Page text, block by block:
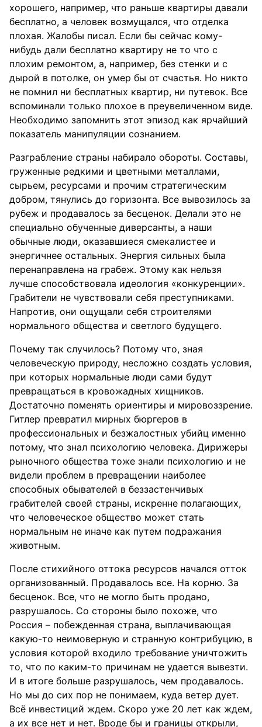
хорошего, например, что раньше квартиры давали
бесплатно, а человек возмущался, что отделка
плохая. Жалобы писал. Если бы сейчас кому-
нибудь дали бесплатно квартиру не то что с
плохим ремонтом, а, например, без стенки и с
дырой в потолке, он умер бы от счастья. Но никто
не помнил ни бесплатных квартир, ни путевок. Все
вспоминали только плохое в преувеличенном виде.
Необходимо запомнить этот эпизод как ярчайший
показатель манипуляции сознанием.
Разграбление страны набирало обороты. Составы,
груженные редкими и цветными металлами,
сырьем, ресурсами и прочим стратегическим
добром, тянулись до горизонта. Все вывозилось за
рубеж и продавалось за бесценок. Делали это не
специально обученные диверсанты, а наши
обычные люди, оказавшиеся смекалистее и
энергичнее остальных. Энергия сильных была
перенаправлена на грабеж. Этому как нельзя
лучше способствовала идеология «конкуренции».
Грабители не чувствовали себя преступниками.
Напротив, они ощущали себя строителями
нормального общества и светлого будущего.
Почему так случилось? Потому что, зная
человеческую природу, несложно создать условия,
при которых нормальные люди сами будут
превращаться в кровожадных хищников.
Достаточно поменять ориентиры и мировоззрение.
Гитлер превратил мирных бюргеров в
профессиональных и безжалостных убийц именно
потому, что знал психологию человека. Дирижеры
рыночного общества тоже знали психологию и не
видели проблем в превращении наиболее
способных обывателей в беззастенчивых
грабителей своей страны, искренне полагающих,
что человеческое общество может стать
нормальным не иначе как путем подражания
животным.
После стихийного оттока ресурсов начался отток
организованный. Продавалось все. На корню. За
бесценок. Все, что не могло быть продано,
разрушалось. Со стороны было похоже, что
Россия – побежденная страна, выплачивающая
какую-то неимоверную и странную контрибуцию, в
условия которой входило требование уничтожить
то, что по каким-то причинам не удается вывезти.
И в итоге больше разрушалось, чем продавалось.
Но мы до сих пор не понимаем, куда ветер дует.
Всё инвестиций ждем. Скоро уже 20 лет как ждем,
а их все нет и нет. Вроде бы и границы открыли,